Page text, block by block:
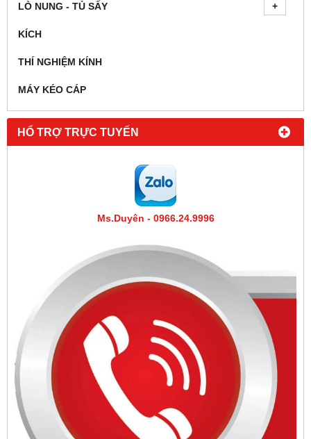
LÒ NUNG - TỦ SẤY
KÍCH
THÍ NGHIỆM KÍNH
MÁY KÉO CÁP
HỔ TRỢ TRỰC TUYẾN
Ms.Duyên - 0966.24.9996